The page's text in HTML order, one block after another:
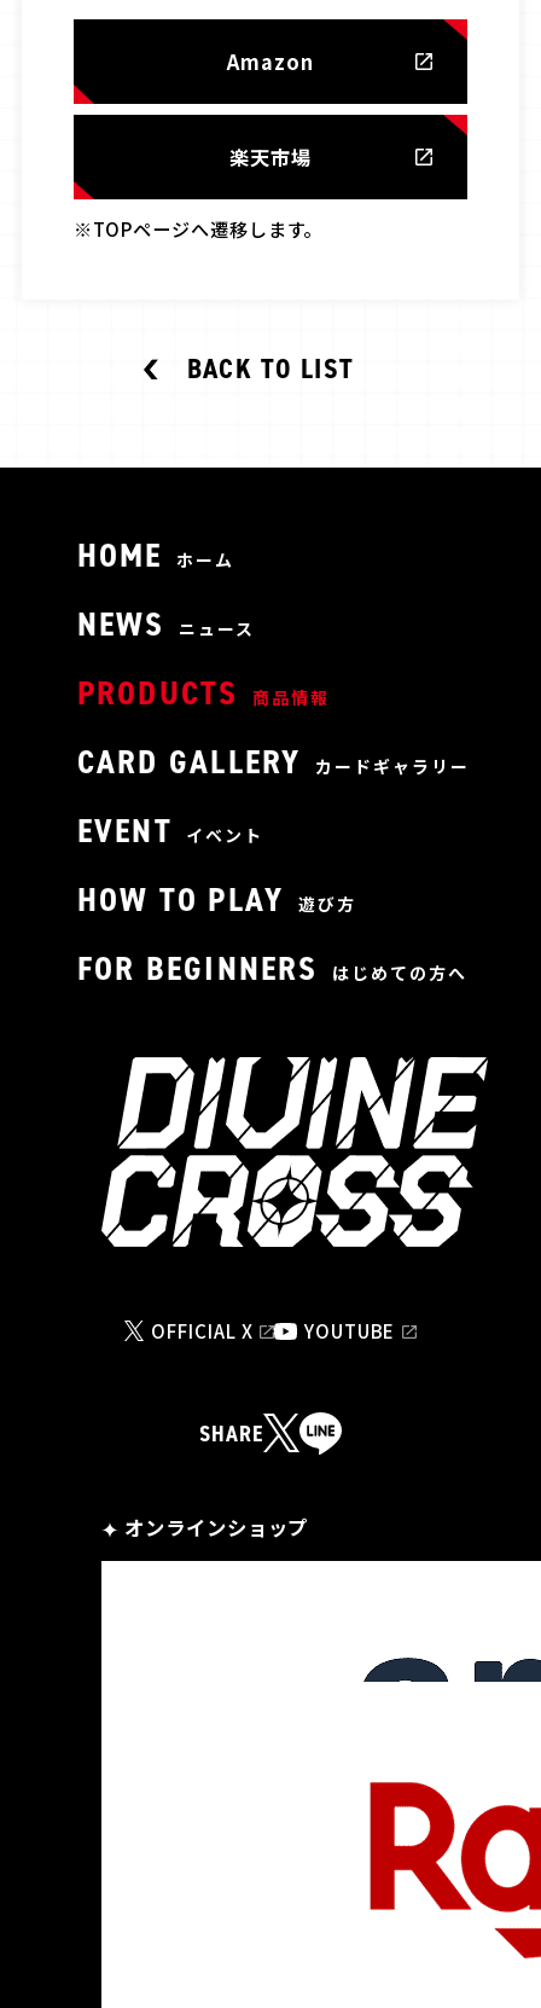
Amazon
楽天市場
※TOPページへ遷移します。
BACK TO LIST
HOME ホーム
NEWS ニュース
PRODUCTS 商品情報
CARD GALLERY カードギャラリー
EVENT イベント
HOW TO PLAY 遊び方
FOR BEGINNERS はじめての方へ
OFFICIAL X YOUTUBE
SHARE
オンラインショップ